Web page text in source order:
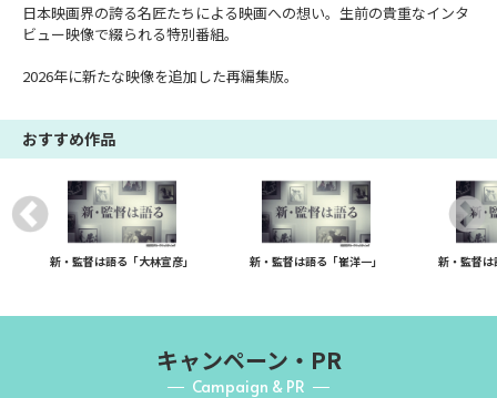
日本映画界の誇る名匠たちによる映画への想い。生前の貴重なインタ
ビュー映像で綴られる特別番組。
2026年に新たな映像を追加した再編集版。
おすすめ作品
新・監督は語る「大林宣彦」 新・監督は語る「崔洋一」 新・監督
キャンペーン・PR
Campaign & PR